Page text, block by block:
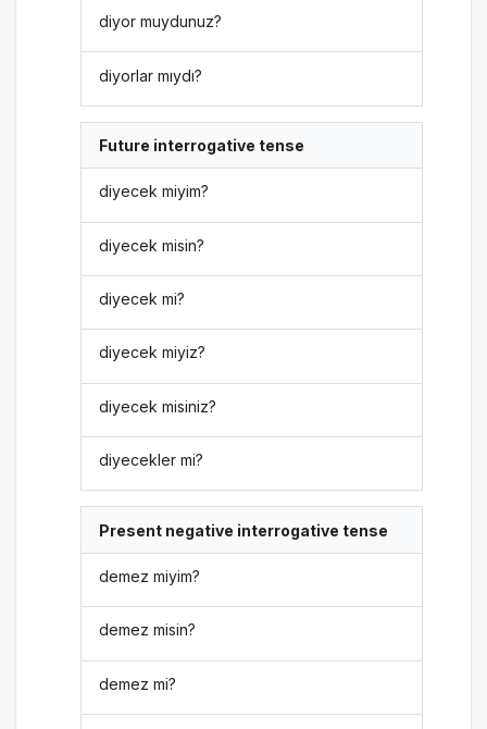
diyor muydunuz?
diyorlar mıydı?
Future interrogative tense
diyecek miyim?
diyecek misin?
diyecek mi?
diyecek miyiz?
diyecek misiniz?
diyecekler mi?
Present negative interrogative tense
demez miyim?
demez misin?
demez mi?